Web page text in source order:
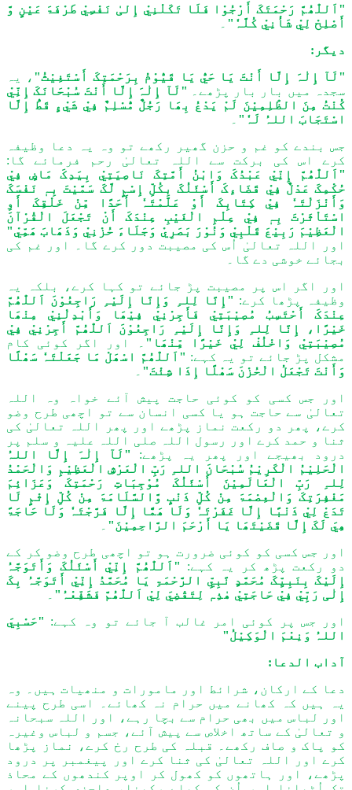
"اَللّٰھُمَّ رَحْمَتَکَ أَرْجُوْا فَلَا تَکَلْنِيْ إِلیٰ نَفْسِيْ طَرْفَۃَ عَیْنٍ وَّ
أَصْلِحْ لِيْ شَأْنِيْ کُلَّہٗ"
دیگر:
"لَآ إِلٰہَ إِلَّا أَنْتَ یَا حَيُّ یَا قَیُّوْمُ بِرَحْمَتِکَ أَسْتَغِیْثُ" ، یہ
سجدہ میں بار بار پڑھے۔ "لَآ إِلٰہَ إِلَّا أَنْتَ سُبْحَانَکَ إِنِّيْ
کُنْتُ مِنَ الظّٰلِمِیْنَ لَمْ یَدْعُ بِھَا رَجُلٌ مُّسْلِمٌ فِيْ شَيْءٍ قَطُّ إِلَّا
اسْتَجَابَ اللہُ لَہٗ"
جس بندے کو غم و حزن گھیر رکھے تو وہ یہ دعا وظیفہ
کرے اس کی برکت سے اللہ تعالیٰ رحم فرمائے گا:
"اَللّٰھُمَّ إِنِّيْ عَبْدُکَ وَابْنُ أَمَّتِکَ نَاصِیَتِيْ بِیَدِکَ مَاضٍ فِيْ
حُکْمِکَ عَدْلٌ فِيْ قَضَاءِکَ أَسْئَلُکَ بِکُلِّ إِسْمٍ لَّکَ سَمَّیْتَ بِہٖ نَفْسَکَ
وَأَنْزَلْتَہٗ فِيْ کِتَابِکَ أَوْ عَلَّمْتَہٗ أَحَدًا مِّنْ خَلْقِکَ أَوِ
اسْتَاْثَرْتَ بِہٖ فِيْ عِلْمِ الْغَیْبِ عِنْدَکَ أَنْ تَجْعَلَ الْقُرْآنَ
الْعَظِیْمَ رَبِیْعَ قَلْبِيْ وَنُوْرَ بَصَرِيْ وَجَلَاءَ حُزْنِيْ وَذَھَابَ ھَمِّيْ"
اور اللہ تعالیٰ اُس کی مصیبت دور کرے گا۔ اور غم کی
بجائے خوشی دے گا۔
اور اگر اس پر مصیبت پڑ جائے تو کہا کرے، بلکہ یہ
وظیفہ پڑھا کرے: "إِنَّا لِلہِ وَإِنَّا إِلَیْہِ رَاجِعُوْنَ اَللّٰھُمَّ
عِنْدَکَ أَحْتَسِبُ مُصِیْبَتِيْ فَأَجِرْنِيْ فِیْھَا وَأَبْدِلْنِيْ مِنْھَا
خَیْرًا، إِنَّا لِلہِ وَإِنَّا إِلَیْہِ رَاجِعُوْنَ اَللّٰھُمَّ أَجِرْنِيْ فِيْ
مُصِیْبَتِيْ وَاخْلُفْ لِيْ خَیْرًا مِّنْھَا" ۔ اور اگر کوئی کام
مشکل پڑ جائے تو یہ کہے: "اَللّٰھُمَّ اسْھَلْ مَا جَعَلْتَہٗ سَھْلًا
وَأَنْتَ تَجْعَلُ الْحُزْنَ سَھْلًا إِذَا شِئْتَ"
اور جس کسی کو کوئی حاجت پیش آئے خواہ وہ اللہ
تعالیٰ سے حاجت ہو یا کسی انسان سے تو اچھی طرح وضو
کرے، پھر دو رکعت نماز پڑھے اور پھر اللہ تعالیٰ کی
ثنا و حمد کرے اور رسول اللہ صلی اللہ علیہ و سلم پر
درود بھیجے اور پھر یہ پڑھے: "لَآ إِلٰہَ إِلَّا اللہُ
الْحَلِیْمُ الْکَرِیْمُ سُبْحَانَ اللہِ رَبِّ الْعَرْشِ الْعَظِیْمِ وَالْحَمْدُ
لِلہِ رَبِّ الْعَالَمِیْنَ أَسْئَلُکَ مُوْجِبَاتِ رَحْمَتِکَ وَعَزَائِمَ
مَغْفِرَتِکَ وَالْعِصْمَۃَ مِنْ کُلِّ ذَنْبٍ وَّالسَّلَامَۃَ مِنْ کُلِّ إِثْمٍ لَا
تَدَعْ لِيْ ذَنْبًا إِلَّا غَفَرْتَہٗ وَلَا ھَمًّا إِلَّا فَرَّجْتَہٗ وَلَا حَاجَۃً
ھِيَ لَکَ إِلَّا قَضَیْتَھَا یَا أَرْحَمَ الرَّاحِمِیْنَ"
اور جس کسی کو کوئی ضرورت ہو تو اچھی طرح وضو کر کے
دو رکعت پڑھ کر یہ کہے:
"اَللّٰھُمَّ إِنِّيْ أَسْئَلُکَ وَأَتَوَجَّہُ
إِلَیْکَ بِنَبِیِّکَ مُحَمَّدٍ نَّبِيِّ الرَّحْمَۃِ یَا مُحَمَّدُ إِنِّيْ أَتَوَجَّہُ بِکَ
إِلٰی رَبِّيْ فِيْ حَاجَتِيْ ھٰذِہٖ لِتَقْضِيَ لِيْ اَللّٰھُمَّ فَشَفِّعْہُ"
اور جس پر کوئی امر غالب آ جائے تو وہ کہے: "حَسْبِيَ
اللہُ وَنِعْمَ الْوَکِیْلُ"
آداب الدعا:
دعا کے ارکان، شرائط اور مامورات و منھیات ہیں۔ وہ
یہ ہیں کہ کھانے میں حرام نہ کھائے۔ اسی طرح پینے
اور لباس میں بھی حرام سے بچا رہے، اور اللہ سبحانہ
و تعالیٰ کے ساتھ اخلاص سے پیش آئے، جسم و لباس وغیرہ
کو پاک و صاف رکھے۔ قبلہ کی طرح رخ کرے، نماز پڑھا
کرے اور اللہ تعالیٰ کی ثنا کرے اور پیغمبر پر درود
پڑھے، اور ہاتھوں کو کھول کر اوپر کندھوں کے محاذ